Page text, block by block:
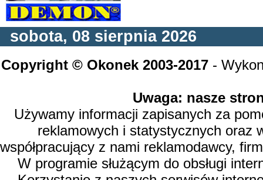
sobota, 08 sierpnia 2026
Copyright © Okonek 2003-2017-
Uwaga: nasze
Używamy informacji zapisanych za
reklamowych i statystycznych oraz
współpracujący z nami reklamodawcy,
W programie służącym do obsługi